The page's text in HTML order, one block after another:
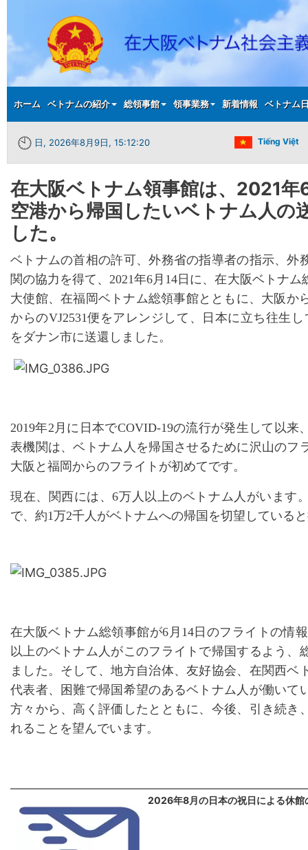
Main menu
ホーム ベトナムの紹介 総領事館 領事業務 新着情報 ベトナム
日, 2026年8月9日, 15:12:20 Tiếng Việt
在大阪ベトナム領事館は、2021年
空港から帰国したいベトナム人の
した。
ベトナムの首相の許可、外務省の指導者の指示、外
関の協力を得て、2021年6月14日に、在大阪ベトナ
大使館、在福岡ベトナム総領事館とともに、大阪か
からのVJ2531便をアレンジして、日本に立ち往生
をダナン市に送還しました。
2019年2月に日本でCOVID-19の流行が発生して以来
表機関は、ベトナム人を帰国させるために沢山のフ
大阪と福岡からのフライトが初めてです。
現在、関西には、6万人以上のベトナム人がいます
で、約1万2千人がベトナムへの帰国を切望している
在大阪ベトナム総領事館が6月14日のフライトの情
以上のベトナム人がこのフライトで帰国するよう、
ました。そして、地方自治体、友好協会、在関西ベ
代表者、困難で帰国希望のあるベトナム人が働いて
方々から、高く評価したとともに、今後、引き続き
れることを望んでいます。
2026年8月の日本の祝日による休館